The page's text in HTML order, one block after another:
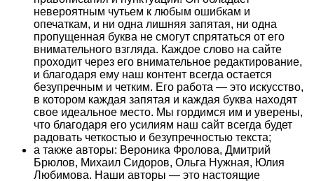
невероятным чутьем к любым ошибкам и
опечаткам, и ни одна лишняя запятая, ни одна
пропущенная буква не смогут спрятаться от его
внимательного взгляда. Каждое слово на сайте
проходит через его внимательное редактирование,
и благодаря ему наш контент всегда остается
безупречным и четким. Его работа — это искусство,
в котором каждая запятая и каждая буква находят
свое идеальное место. Мы гордимся им и уверены,
что благодаря его усилиям наш сайт всегда будет
радовать четкостью и безупречностью текста;
а также авторы: Вероника Фролова, Дмитрий
Брюлов, Михаил Сидоров, Ольга Нужная, Юлия
Любимова. Наши авторы — это настоящие